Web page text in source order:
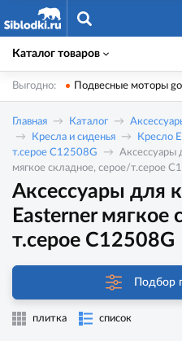
Каталог товаров
Выгодно: Подвесные моторы
Главная Каталог
Кресла и сиденья
Кресло
т.серое C12508G
Аксессуары
мягкое складное, серое/т.серое
Аксессуары для
Easterner мягкое
т.серое C12508G
Подбор
плитка список